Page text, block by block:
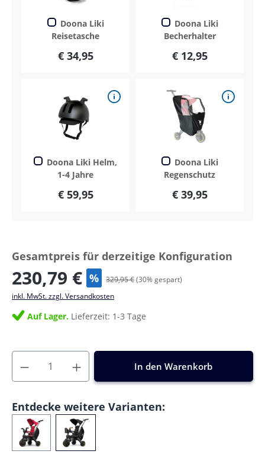
Doona Liki
Reisetasche
€ 34,95
Doona Liki
Becherhalter
€ 12,95
Doona Liki Helm,
1-4 Jahre
€ 59,95
Doona Liki
Regenschutz
€ 39,95
Gesamtpreis für derzeitige Konfiguration
230,79 € % 329,95 €(30% gespart)
inkl. MwSt. zzgl. Versandkosten
Auf Lager. Lieferzeit: 1-3 Tage
In den Warenkorb
Entdecke weitere Varianten: